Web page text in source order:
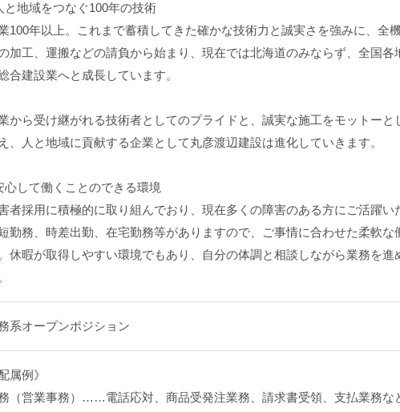
と地域をつなぐ100年の技術
100年以上。これまで蓄積してきた確かな技術力と誠実さを強みに、全
加工、運搬などの請負から始まり、現在では北海道のみならず、全国各
合建設業へと成長しています。
から受け継がれる技術者としてのプライドと、誠実な施工をモットーと
、人と地域に貢献する企業として丸彦渡辺建設は進化していきます。
心して働くことのできる環境
者採用に積極的に取り組んでおり、現在多くの障害のある方にご活躍い
勤務、時差出勤、在宅勤務等がありますので、ご事情に合わせた柔軟な
休暇が取得しやすい環境でもあり、自分の体調と相談しながら業務を進
系オープンポジション
属例》
（営業事務）……電話応対、商品受発注業務、請求書受領、支払業務な